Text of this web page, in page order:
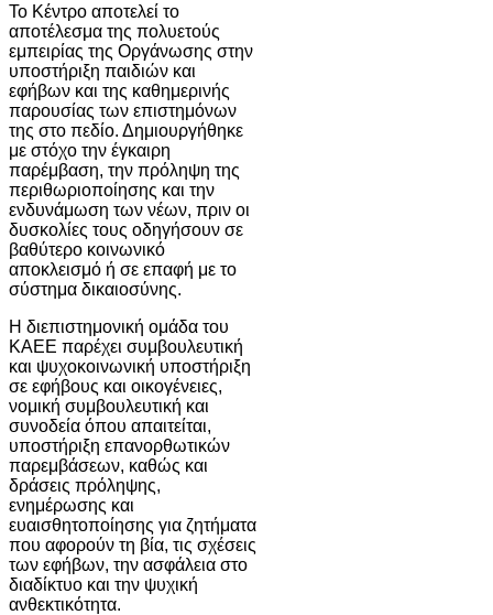
Το Κέντρο αποτελεί το
αποτέλεσμα της πολυετούς
εμπειρίας της Οργάνωσης στην
υποστήριξη παιδιών και
εφήβων και της καθημερινής
παρουσίας των επιστημόνων
της στο πεδίο. Δημιουργήθηκε
με στόχο την έγκαιρη
παρέμβαση, την πρόληψη της
περιθωριοποίησης και την
ενδυνάμωση των νέων, πριν οι
δυσκολίες τους οδηγήσουν σε
βαθύτερο κοινωνικό
αποκλεισμό ή σε επαφή με το
σύστημα δικαιοσύνης.
Η διεπιστημονική ομάδα του
ΚΑΕΕ παρέχει συμβουλευτική
και ψυχοκοινωνική υποστήριξη
σε εφήβους και οικογένειες,
νομική συμβουλευτική και
συνοδεία όπου απαιτείται,
υποστήριξη επανορθωτικών
παρεμβάσεων, καθώς και
δράσεις πρόληψης,
ενημέρωσης και
ευαισθητοποίησης για ζητήματα
που αφορούν τη βία, τις σχέσεις
των εφήβων, την ασφάλεια στο
διαδίκτυο και την ψυχική
ανθεκτικότητα.